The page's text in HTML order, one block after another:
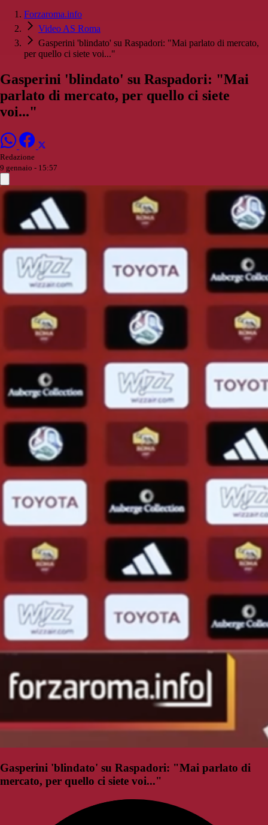
Forzaroma.info
Video AS Roma
Gasperini 'blindato' su Raspadori: "Mai parlato di mercato,
per quello ci siete voi..."
Gasperini 'blindato' su Raspadori: "Mai
parlato di mercato, per quello ci siete
voi..."
Redazione
9 gennaio - 15:57
Gasperini 'blindato' su Raspadori: "Mai parlato di
mercato, per quello ci siete voi..."